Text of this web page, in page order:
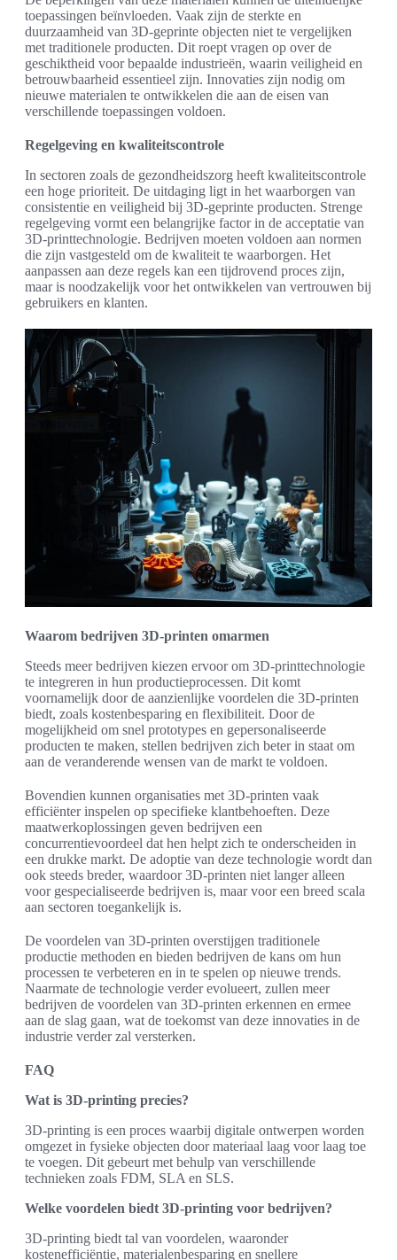
toepassingen beïnvloeden. Vaak zijn de sterkte en
duurzaamheid van 3D-geprinte objecten niet te vergelijken
met traditionele producten. Dit roept vragen op over de
geschiktheid voor bepaalde industrieën, waarin veiligheid en
betrouwbaarheid essentieel zijn. Innovaties zijn nodig om
nieuwe materialen te ontwikkelen die aan de eisen van
verschillende toepassingen voldoen.
Regelgeving en kwaliteitscontrole
In sectoren zoals de gezondheidszorg heeft kwaliteitscontrole
een hoge prioriteit. De uitdaging ligt in het waarborgen van
consistentie en veiligheid bij 3D-geprinte producten. Strenge
regelgeving vormt een belangrijke factor in de acceptatie van
3D-printtechnologie. Bedrijven moeten voldoen aan normen
die zijn vastgesteld om de kwaliteit te waarborgen. Het
aanpassen aan deze regels kan een tijdrovend proces zijn,
maar is noodzakelijk voor het ontwikkelen van vertrouwen bij
gebruikers en klanten.
Waarom bedrijven 3D-printen omarmen
Steeds meer bedrijven kiezen ervoor om 3D-printtechnologie
te integreren in hun productieprocessen. Dit komt
voornamelijk door de aanzienlijke voordelen die 3D-printen
biedt, zoals kostenbesparing en flexibiliteit. Door de
mogelijkheid om snel prototypes en gepersonaliseerde
producten te maken, stellen bedrijven zich beter in staat om
aan de veranderende wensen van de markt te voldoen.
Bovendien kunnen organisaties met 3D-printen vaak
efficiënter inspelen op specifieke klantbehoeften. Deze
maatwerkoplossingen geven bedrijven een
concurrentievoordeel dat hen helpt zich te onderscheiden in
een drukke markt. De adoptie van deze technologie wordt dan
ook steeds breder, waardoor 3D-printen niet langer alleen
voor gespecialiseerde bedrijven is, maar voor een breed scala
aan sectoren toegankelijk is.
De voordelen van 3D-printen overstijgen traditionele
productie methoden en bieden bedrijven de kans om hun
processen te verbeteren en in te spelen op nieuwe trends.
Naarmate de technologie verder evolueert, zullen meer
bedrijven de voordelen van 3D-printen erkennen en ermee
aan de slag gaan, wat de toekomst van deze innovaties in de
industrie verder zal versterken.
FAQ
Wat is 3D-printing precies?
3D-printing is een proces waarbij digitale ontwerpen worden
omgezet in fysieke objecten door materiaal laag voor laag toe
te voegen. Dit gebeurt met behulp van verschillende
technieken zoals FDM, SLA en SLS.
Welke voordelen biedt 3D-printing voor bedrijven?
3D-printing biedt tal van voordelen, waaronder
kostenefficiëntie, materialenbesparing en snellere